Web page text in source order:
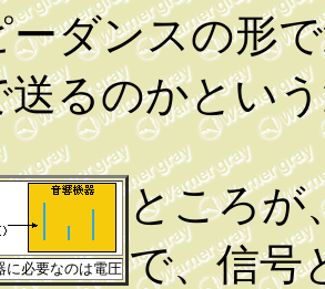
ーダンスの形
送るのかとい
必要なのは電圧
ところが
で、信号